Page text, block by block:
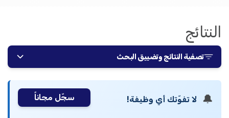
النتائج
تصفية النتائج وتضييق البحث
🔔 لا تفوّتك أي وظيفة! سجّل مجاناً